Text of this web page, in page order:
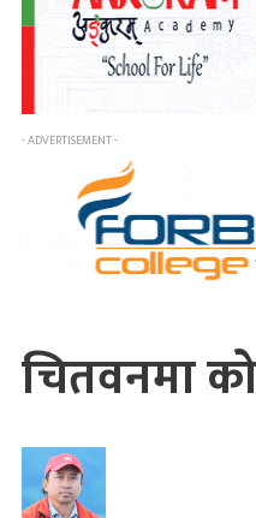
- ADVERTISEMENT -
चितवनमा